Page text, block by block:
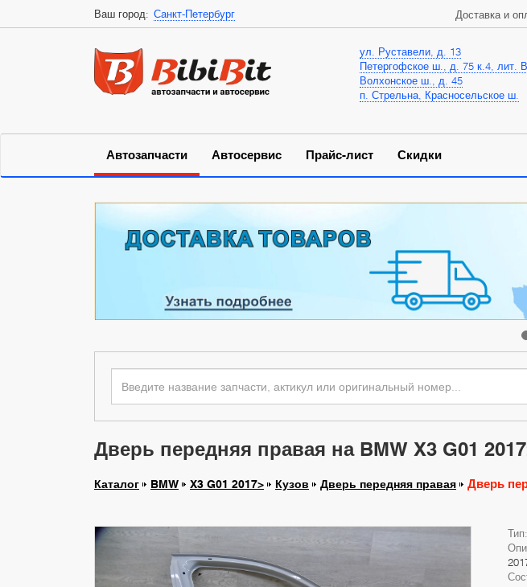
Ваш город: Санкт-Петербург
ул. Руставели, д. 13
Петергофское ш., д. 75 к.4, лит. В
Волхонское ш., д. 45
п. Стрельна, Красносельское ш.
Автозапчасти Автосервис Прайс-лист Скидки
Доставка и
Дверь передняя правая на BMW X3 G01
Каталог BMW X3 G01 2017> Кузов Дверь передняя правая Дверь
Тип: